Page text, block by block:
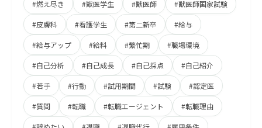
#燃え尽き #獣医学生 #獣医師 #獣医師国家試験
#皮膚科 #看護学生 #第二新卒 #給与
#給与アップ #給料 #繁忙期 #職場環境
#自己分析 #自己成長 #自己採点 #自己紹介
#若手 #行動 #試用期間 #試験 #認定医
#質問 #転職 #転職エージェント #転職理由